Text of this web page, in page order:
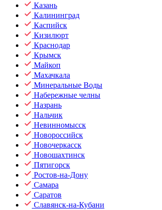
Казань
Калининград
Каспийск
Кизилюрт
Краснодар
Крымск
Майкоп
Махачкала
Минеральные Воды
Набережные челны
Назрань
Нальчик
Невинномысск
Новороссийск
Новочеркасск
Новошахтинск
Пятигорск
Ростов-на-Дону
Самара
Саратов
Славянск-на-Кубани